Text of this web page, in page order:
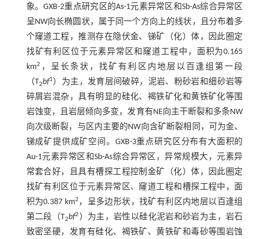
象。GXB-2重点研究区的As-1元素异常区和Sb-As综合异常区
呈NW向长椭圆状，属于同一个方向上的线状，且分布着多
个窿道工程，推测存在隐伏金、锑矿（化）体，因此圈定
找矿有利区位于元素异常区和窿道工程中，面积为0.165
km2 ，呈长条状，找矿有利区内地层以百逢组第一段
（T2bf1 ）为主，发育层间破碎，泥岩、粉砂岩和细砂岩等
碎屑岩混杂，具有明显的硅化、褐铁矿化和黄铁矿化等围
岩蚀变，且岩层倾向多变，发育有NE向主干断裂和多条NW
向次级断裂，与区内主要的NW向含矿断裂相同，可为金、
锑成矿提供成矿空间。GXB-3重点研究区分布有大面积的
Au-1元素异常区和Sb-As综合异常区，异常规模大，元素异
常套合好，且具有槽探工程控制金矿（化）体，因此圈定
找矿有利区位于元素异常区、窿道工程和槽探工程中，面
积为0.387 km2 ，呈多边形状，找矿有利区内地层以百逢组
第二段（T2bf2 ）为主，岩性以硅化泥岩和砂岩为主，岩石
致密坚硬，发育有硅化、褐铁矿、黄铁矿和毒砂等围岩蚀